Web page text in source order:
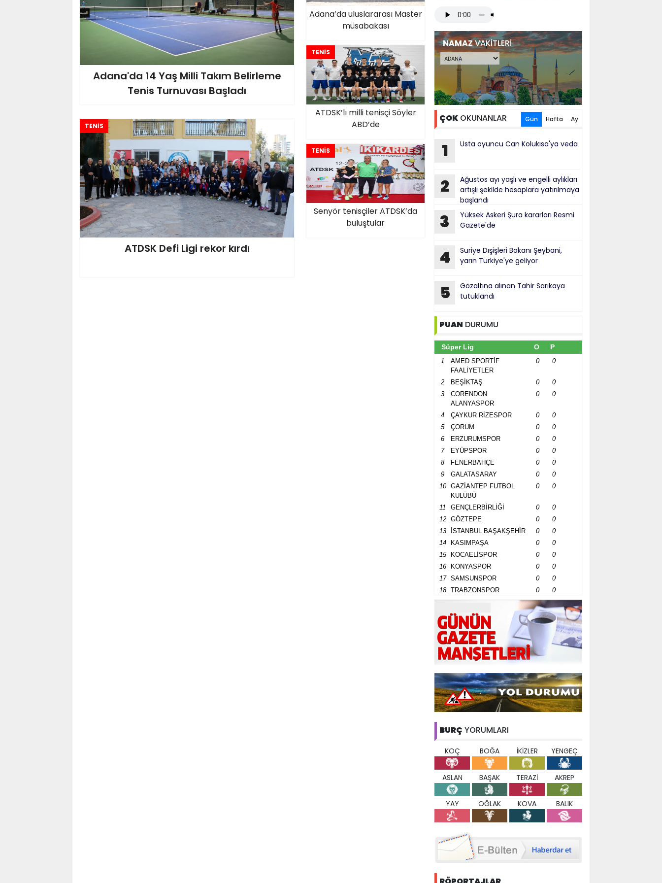
Adana'da 14 Yaş Milli Takım Belirleme
Tenis Turnuvası Başladı
Adana’da uluslararası Master
müsabakası
TENİS
ATDSK’lı milli tenisçi Söyler
ABD’de
TENİS
ATDSK Defi Ligi rekor kırdı
TENİS
Senyör tenisçiler ATDSK’da
buluştular
NAMAZVAKİTLERİ
ÇOK OKUNANLAR Gün Hafta Ay
1 Usta oyuncu Can Kolukısa'ya veda
2
Ağustos ayı yaşlı ve engelli aylıkları
artışlı şekilde hesaplara yatırılmaya
başlandı
3
Yüksek Askeri Şura kararları Resmi
Gazete'de
4
Suriye Dışişleri Bakanı Şeybani,
yarın Türkiye'ye geliyor
5
Gözaltına alınan Tahir Sarıkaya
tutuklandı
PUAN DURUMU
Süper Lig O P
1
AMED SPORTİF
FAALİYETLER
0 0
2 BEŞİKTAŞ 0
0
3
CORENDON
ALANYASPOR
0 0
4 ÇAYKUR RİZESPOR 0
0
5
ÇORUM 0
0
6
ERZURUMSPOR 0
0
7
EYÜPSPOR 0
0
8
FENERBAHÇE 0
0
9
GALATASARAY 0
0
10
GAZİANTEP FUTBOL
KULÜBÜ
0 0
11 GENÇLERBİRLİĞİ 0
0
12
GÖZTEPE 0
0
13
İSTANBUL BAŞAKŞEHİR 0
0
14
KASIMPAŞA 0
0
15
KOCAELİSPOR 0
0
16
KONYASPOR 0
0
17
SAMSUNSPOR 0
0
18
TRABZONSPOR 0 0
BURÇ YORUMLARI
KOÇ BOĞA İKİZLER YENGEÇ
ASLAN BAŞAK TERAZİ AKREP
YAY OĞLAK KOVA BALIK